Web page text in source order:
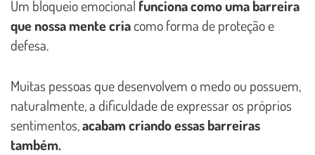
Um bloqueio emocional funciona como uma barreira
que nossa mente criacomo forma de proteção e
defesa.
Muitas pessoas que desenvolvem o medo ou possuem,
naturalmente, a dificuldade de expressar os próprios
sentimentos,acabam criando essas barreiras
também.